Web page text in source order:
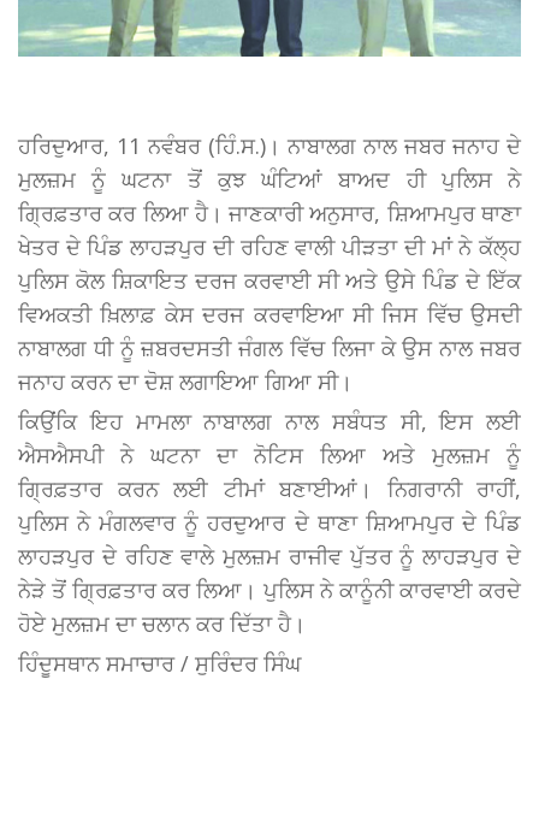
ਹਰਿਦੁਆਰ, 11 ਨਵੰਬਰ (ਹਿੰ.ਸ.)। ਨਾਬਾਲਗ ਨਾਲ ਜਬਰ ਜਨਾਹ ਦੇ
ਮੁਲਜ਼ਮ ਨੂੰ ਘਟਨਾ ਤੋਂ ਕੁਝ ਘੰਟਿਆਂ ਬਾਅਦ ਹੀ ਪੁਲਿਸ ਨੇ
ਗ੍ਰਿਫ਼ਤਾਰ ਕਰ ਲਿਆ ਹੈ। ਜਾਣਕਾਰੀ ਅਨੁਸਾਰ, ਸ਼ਿਆਮਪੁਰ ਥਾਣਾ
ਖੇਤਰ ਦੇ ਪਿੰਡ ਲਾਹੜਪੁਰ ਦੀ ਰਹਿਣ ਵਾਲੀ ਪੀੜਤਾ ਦੀ ਮਾਂ ਨੇ ਕੱਲ੍ਹ
ਪੁਲਿਸ ਕੋਲ ਸ਼ਿਕਾਇਤ ਦਰਜ ਕਰਵਾਈ ਸੀ ਅਤੇ ਉਸੇ ਪਿੰਡ ਦੇ ਇੱਕ
ਵਿਅਕਤੀ ਖ਼ਿਲਾਫ਼ ਕੇਸ ਦਰਜ ਕਰਵਾਇਆ ਸੀ ਜਿਸ ਵਿੱਚ ਉਸਦੀ
ਨਾਬਾਲਗ ਧੀ ਨੂੰ ਜ਼ਬਰਦਸਤੀ ਜੰਗਲ ਵਿੱਚ ਲਿਜਾ ਕੇ ਉਸ ਨਾਲ ਜਬਰ
ਜਨਾਹ ਕਰਨ ਦਾ ਦੋਸ਼ ਲਗਾਇਆ ਗਿਆ ਸੀ।
ਕਿਉਂਕਿ ਇਹ ਮਾਮਲਾ ਨਾਬਾਲਗ ਨਾਲ ਸਬੰਧਤ ਸੀ, ਇਸ ਲਈ
ਐਸਐਸਪੀ ਨੇ ਘਟਨਾ ਦਾ ਨੋਟਿਸ ਲਿਆ ਅਤੇ ਮੁਲਜ਼ਮ ਨੂੰ
ਗ੍ਰਿਫ਼ਤਾਰ ਕਰਨ ਲਈ ਟੀਮਾਂ ਬਣਾਈਆਂ। ਨਿਗਰਾਨੀ ਰਾਹੀਂ,
ਪੁਲਿਸ ਨੇ ਮੰਗਲਵਾਰ ਨੂੰ ਹਰਦੁਆਰ ਦੇ ਥਾਣਾ ਸ਼ਿਆਮਪੁਰ ਦੇ ਪਿੰਡ
ਲਾਹੜਪੁਰ ਦੇ ਰਹਿਣ ਵਾਲੇ ਮੁਲਜ਼ਮ ਰਾਜੀਵ ਪੁੱਤਰ ਨੂੰ ਲਾਹੜਪੁਰ ਦੇ
ਨੇੜੇ ਤੋਂ ਗ੍ਰਿਫ਼ਤਾਰ ਕਰ ਲਿਆ। ਪੁਲਿਸ ਨੇ ਕਾਨੂੰਨੀ ਕਾਰਵਾਈ ਕਰਦੇ
ਹੋਏ ਮੁਲਜ਼ਮ ਦਾ ਚਲਾਨ ਕਰ ਦਿੱਤਾ ਹੈ।
ਹਿੰਦੂਸਥਾਨ ਸਮਾਚਾਰ / ਸੁਰਿੰਦਰ ਸਿੰਘ